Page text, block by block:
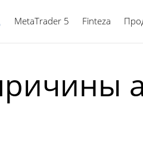
MetaTrader 5 Finteza